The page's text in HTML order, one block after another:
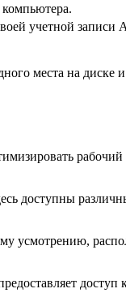
компьютера.
учетной записи
места на диске
рабочий
доступны
усмотрению,
доступ